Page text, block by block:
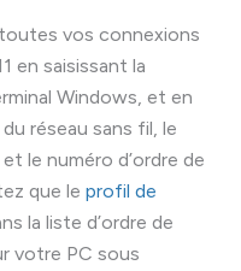
vos connexions
en saisissant la
Windows, et en
réseau sans fil, le
le numéro d’ordre de
que le profil de
la liste d’ordre de
votre PC sous